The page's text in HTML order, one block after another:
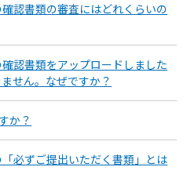
認書類の審査にはどれくらいの
認書類をアップロードしました
せん。なぜですか？
か？
必ずご提出いただく書類」とは